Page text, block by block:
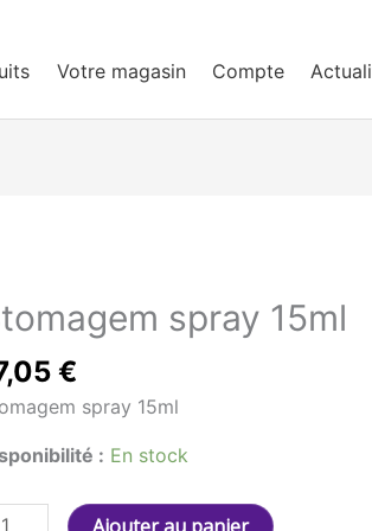
Votre magasin Compte
spray 15ml
€
spray 15ml
: En stock